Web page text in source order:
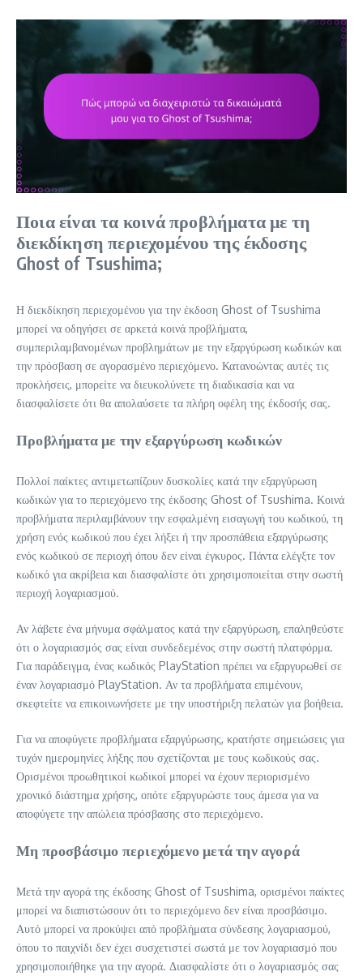
Ποια είναι τα κοινά προβλήματα με τη
διεκδίκηση περιεχομένου της έκδοσης
Ghost of Tsushima;
Η διεκδίκηση περιεχομένου για την έκδοση Ghost of Tsushima
μπορεί να οδηγήσει σε αρκετά κοινά προβλήματα,
συμπεριλαμβανομένων προβλημάτων με την εξαργύρωση κωδικών και
την πρόσβαση σε αγορασμένο περιεχόμενο. Κατανοώντας αυτές τις
προκλήσεις, μπορείτε να διευκολύνετε τη διαδικασία και να
διασφαλίσετε ότι θα απολαύσετε τα πλήρη οφέλη της έκδοσής σας.
Προβλήματα με την εξαργύρωση κωδικών
Πολλοί παίκτες αντιμετωπίζουν δυσκολίες κατά την εξαργύρωση
κωδικών για το περιεχόμενο της έκδοσης Ghost of Tsushima. Κοινά
προβλήματα περιλαμβάνουν την εσφαλμένη εισαγωγή του κωδικού, τη
χρήση ενός κωδικού που έχει λήξει ή την προσπάθεια εξαργύρωσης
ενός κωδικού σε περιοχή όπου δεν είναι έγκυρος. Πάντα ελέγξτε τον
κωδικό για ακρίβεια και διασφαλίστε ότι χρησιμοποιείται στην σωστή
περιοχή λογαριασμού.
Αν λάβετε ένα μήνυμα σφάλματος κατά την εξαργύρωση, επαληθεύστε
ότι ο λογαριασμός σας είναι συνδεδεμένος στην σωστή πλατφόρμα.
Για παράδειγμα, ένας κωδικός PlayStation πρέπει να εξαργυρωθεί σε
έναν λογαριασμό PlayStation. Αν τα προβλήματα επιμένουν,
σκεφτείτε να επικοινωνήσετε με την υποστήριξη πελατών για βοήθεια.
Για να αποφύγετε προβλήματα εξαργύρωσης, κρατήστε σημειώσεις για
τυχόν ημερομηνίες λήξης που σχετίζονται με τους κωδικούς σας.
Ορισμένοι προωθητικοί κωδικοί μπορεί να έχουν περιορισμένο
χρονικό διάστημα χρήσης, οπότε εξαργυρώστε τους άμεσα για να
αποφύγετε την απώλεια πρόσβασης στο περιεχόμενο.
Μη προσβάσιμο περιεχόμενο μετά την αγορά
Μετά την αγορά της έκδοσης Ghost of Tsushima, ορισμένοι παίκτες
μπορεί να διαπιστώσουν ότι το περιεχόμενο δεν είναι προσβάσιμο.
Αυτό μπορεί να προκύψει από προβλήματα σύνδεσης λογαριασμού,
όπου το παιχνίδι δεν έχει συσχετιστεί σωστά με τον λογαριασμό που
χρησιμοποιήθηκε για την αγορά. Διασφαλίστε ότι ο λογαριασμός σας